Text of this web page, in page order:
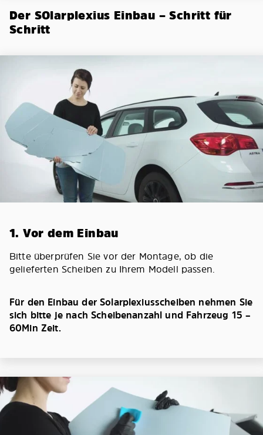
Der SOlarplexius Einbau – Schritt für
Schritt
1. Vor dem Einbau
Bitte überprüfen Sie vor der Montage, ob die
gelieferten Scheiben zu Ihrem Modell passen.
Für den Einbau der Solarplexiusscheiben nehmen Sie
sich bitte je nach Scheibenanzahl und Fahrzeug 15 –
60Min Zeit.